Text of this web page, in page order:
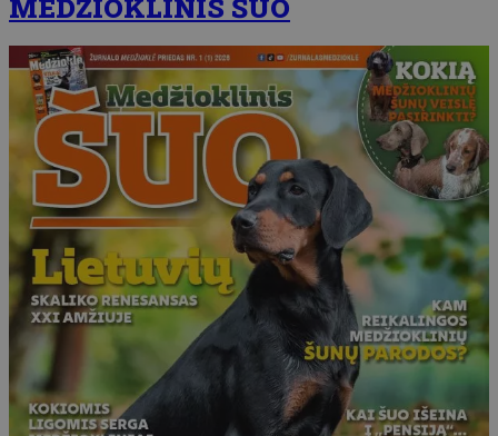
MEDŽIOKLINIS ŠUO